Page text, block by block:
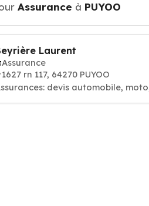
Assurance à PUYOO
Laurent
Assurance
1627 rn 117, 64270 PUYOO
devis automobile,